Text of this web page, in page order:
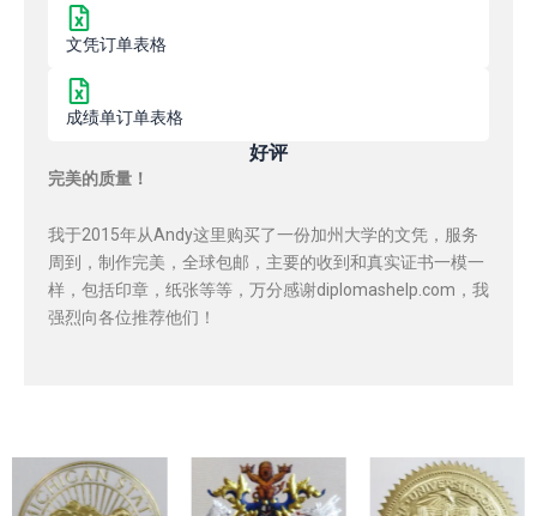
文凭订单表格
成绩单订单表格
好评
完美的质量！
我于2015年从Andy这里购买了一份加州大学的文凭，服务
周到，制作完美，全球包邮，主要的收到和真实证书一模一
样，包括印章，纸张等等，万分感谢diplomashelp.com，我
强烈向各位推荐他们！